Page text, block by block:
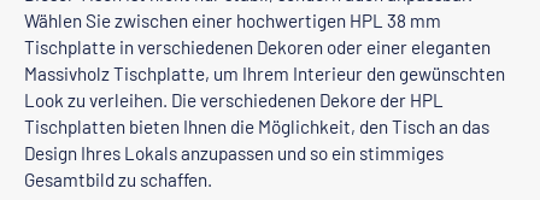
Wählen Sie zwischen einer hochwertigen HPL 38 mm
Tischplatte in verschiedenen Dekoren oder einer eleganten
Massivholz Tischplatte, um Ihrem Interieur den gewünschten
Look zu verleihen. Die verschiedenen Dekore der HPL
Tischplatten bieten Ihnen die Möglichkeit, den Tisch an das
Design Ihres Lokals anzupassen und so ein stimmiges
Gesamtbild zu schaffen.